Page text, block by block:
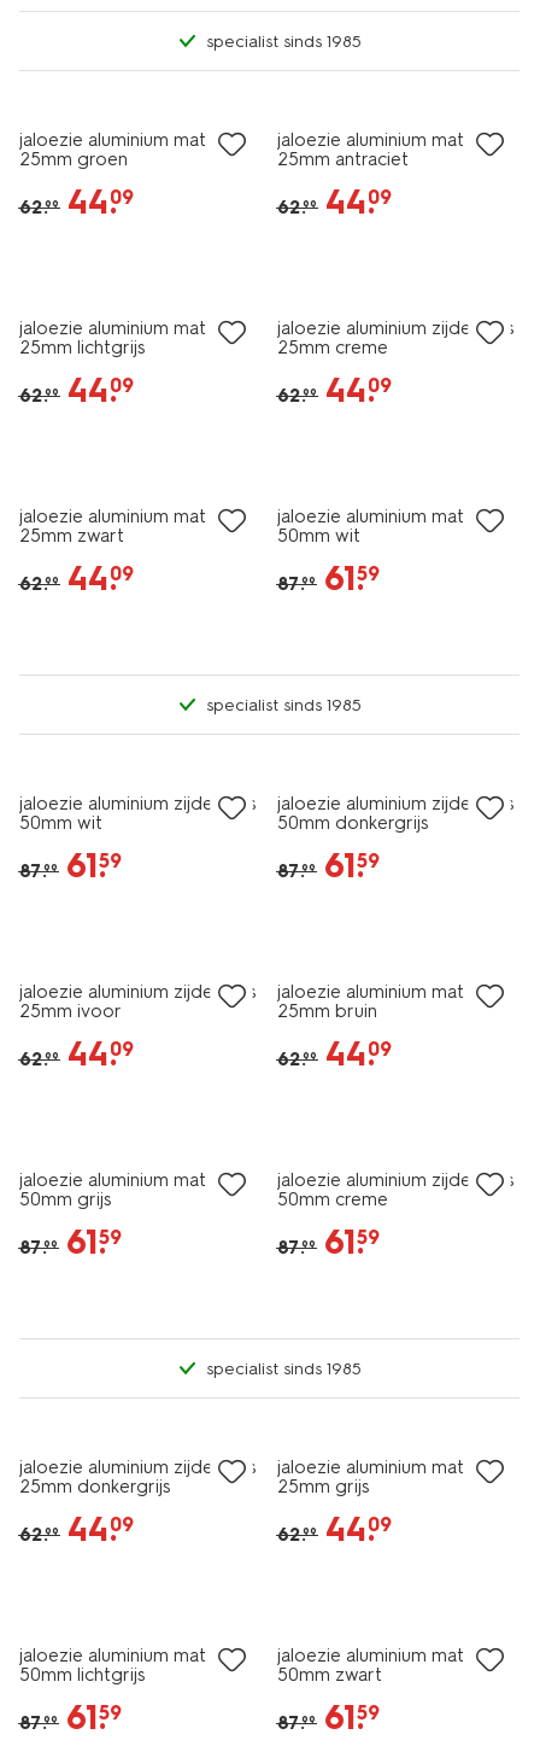
specialist sinds 1985
jaloezie aluminium mat
25mm groen
62.99 44.
09
jaloezie aluminium mat
25mm antraciet
62.99 44.
09
jaloezie aluminium mat
25mm lichtgrijs
62.99 44.
09
jaloezie aluminium zijdeglans
25mm creme
62.99 44.
09
jaloezie aluminium mat
25mm zwart
62.99 44.
09
jaloezie aluminium mat
50mm wit
87.99 61.
59
specialist sinds 1985
jaloezie aluminium zijdeglans
50mm wit
87.99 61.
59
jaloezie aluminium zijdeglans
50mm donkergrijs
87.99 61.
59
jaloezie aluminium zijdeglans
25mm ivoor
62.99 44.
09
jaloezie aluminium mat
25mm bruin
62.99 44.
09
jaloezie aluminium mat
50mm grijs
87.99 61.
59
jaloezie aluminium zijdeglans
50mm creme
87.99 61.
59
specialist sinds 1985
jaloezie aluminium zijdeglans
25mm donkergrijs
62.99 44.
09
jaloezie aluminium mat
25mm grijs
62.99 44.
09
jaloezie aluminium mat
50mm lichtgrijs
87.99 61.
59
jaloezie aluminium mat
50mm zwart
87.99 61.
59